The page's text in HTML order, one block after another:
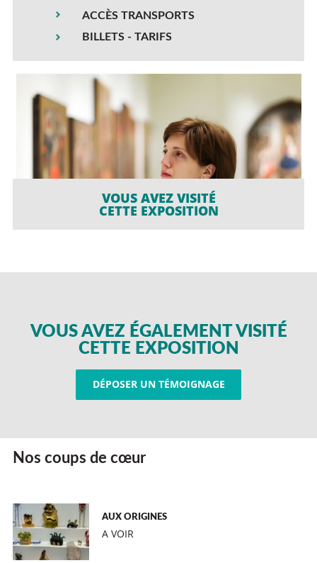
ACCÈS TRANSPORTS
BILLETS - TARIFS
VOUS AVEZ VISITÉ
CETTE EXPOSITION
VOUS AVEZ ÉGALEMENT VISITÉ
CETTE EXPOSITION
DÉPOSER UN TÉMOIGNAGE
Nos coups de cœur
AUX ORIGINES
A VOIR